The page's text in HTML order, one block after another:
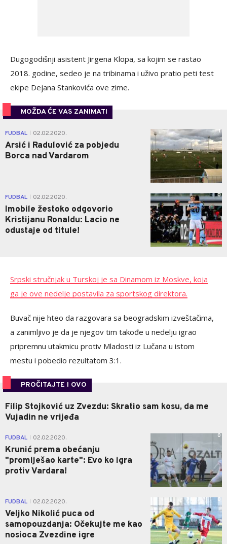
Dugogodišnji asistent Jirgena Klopa, sa kojim se rastao
2018. godine, sedeo je na tribinama i uživo pratio peti test
ekipe Dejana Stankovića ove zime.
MOŽDA ĆE VAS ZANIMATI
FUDBAL 02.02.2020.
Arsić i Radulović za pobjedu
Borca nad Vardarom
1
FUDBAL 02.02.2020.
Imobile žestoko odgovorio
Kristijanu Ronaldu: Lacio ne
odustaje od titule!
0
Srpski stručnjak u Turskoj je sa Dinamom iz Moskve, koja
ga je ove nedelje postavila za sportskog direktora.
Buvač nije hteo da razgovara sa beogradskim izveštačima,
a zanimljivo je da je njegov tim takođe u nedelju igrao
pripremnu utakmicu protiv Mladosti iz Lučana u istom
mestu i pobedio rezultatom 3:1.
PROČITAJTE I OVO
Filip Stojković uz Zvezdu: Skratio sam kosu, da me
Vujadin ne vrijeđa
FUDBAL 02.02.2020.
Krunić prema obećanju
"promiješao karte": Evo ko igra
protiv Vardara!
0
FUDBAL 02.02.2020.
Veljko Nikolić puca od
samopouzdanja: Očekujte me kao
nosioca Zvezdine igre
0